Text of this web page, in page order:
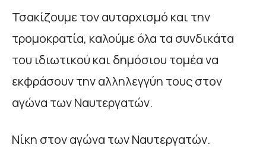
Τσακίζουμε τον αυταρχισμό και την
τρομοκρατία, καλούμε όλα τα συνδικάτα
του ιδιωτικού και δημόσιου τομέα να
εκφράσουν την αλληλεγγύη τους στον
αγώνα των Ναυτεργατών.
Νίκη στον αγώνα των Ναυτεργατών.